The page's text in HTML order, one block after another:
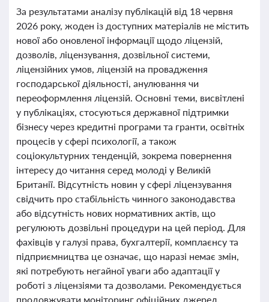
За результатами аналізу публікацій від 18 червня
2026 року, жоден із доступних матеріалів не містить
нової або оновленої інформації щодо ліцензій,
дозволів, ліцензування, дозвільної системи,
ліцензійних умов, ліцензій на провадження
господарської діяльності, анулювання чи
переоформлення ліцензій. Основні теми, висвітлені
у публікаціях, стосуються державної підтримки
бізнесу через кредитні програми та гранти, освітніх
процесів у сфері психології, а також
соціокультурних тенденцій, зокрема повернення
інтересу до читання серед молоді у Великій
Британії. Відсутність новин у сфері ліцензування
свідчить про стабільність чинного законодавства
або відсутність нових нормативних актів, що
регулюють дозвільні процедури на цей період. Для
фахівців у галузі права, бухгалтерії, комплаєнсу та
підприємництва це означає, що наразі немає змін,
які потребують негайної уваги або адаптації у
роботі з ліцензіями та дозволами. Рекомендується
продовжувати моніторинг офіційних джерел,